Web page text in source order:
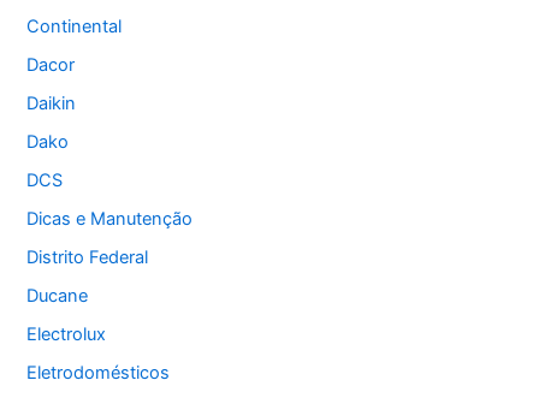
Continental
Dacor
Daikin
Dako
DCS
Dicas e Manutenção
Distrito Federal
Ducane
Electrolux
Eletrodomésticos